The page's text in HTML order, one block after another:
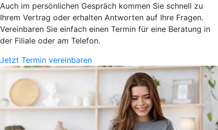
Auch im persönlichen Gespräch kommen Sie schnell zu
Ihrem Vertrag oder erhalten Antworten auf Ihre Fragen.
Vereinbaren Sie einfach einen Termin für eine Beratung in
der Filiale oder am Telefon.
Jetzt Termin vereinbaren